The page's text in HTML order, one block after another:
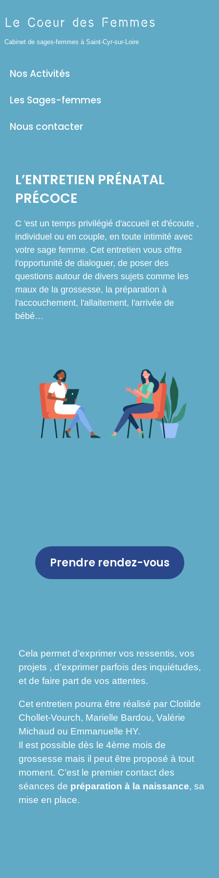
Le Coeur des Femmes
Cabinet de sages-femmes à Saint-Cyr-sur-Loire
Nos Activités
Les Sages-femmes
Nous contacter
L’ENTRETIEN PRÉNATAL
PRÉCOCE
C 'est un temps privilégié d'accueil et d'écoute ,
individuel ou en couple, en toute intimité avec
votre sage femme. Cet entretien vous offre
l'opportunité de dialoguer, de poser des
questions autour de divers sujets comme les
maux de la grossesse, la préparation à
l'accouchement, l'allaitement, l'arrivée de
bébé…
Prendre rendez-vous
Cela permet d’exprimer vos ressentis, vos
projets , d’exprimer parfois des inquiétudes,
et de faire part de vos attentes.
Cet entretien pourra être réalisé par Clotilde
Chollet-Vourch, Marielle Bardou, Valérie
Michaud ou Emmanuelle HY.
Il est possible dès le 4ème mois de
grossesse mais il peut être proposé à tout
moment. C’est le premier contact des
séances de préparation à la naissance, sa
mise en place.